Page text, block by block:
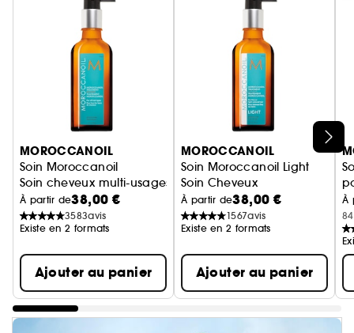
Ignorer le carrousel produits
MOROCCANOIL
Soin Moroccanoil
Soin cheveux multi-usages
À partir de38,00 €
3583avis
Existe en 2 formats
Ajouter au panier
MOROCCANOIL
Soin Moroccanoil Light
Soin Cheveux
À partir de38,00 €
1567avis
Existe en 2 formats
Ajouter au panier
À